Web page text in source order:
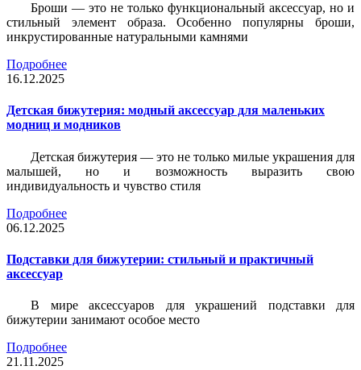
Броши — это не только функциональный аксессуар, но и
стильный элемент образа. Особенно популярны броши,
инкрустированные натуральными камнями
Подробнее
16.12.2025
Детская бижутерия: модный аксессуар для маленьких
модниц и модников
Детская бижутерия — это не только милые украшения для
малышей, но и возможность выразить свою
индивидуальность и чувство стиля
Подробнее
06.12.2025
Подставки для бижутерии: стильный и практичный
аксессуар
В мире аксессуаров для украшений подставки для
бижутерии занимают особое место
Подробнее
21.11.2025